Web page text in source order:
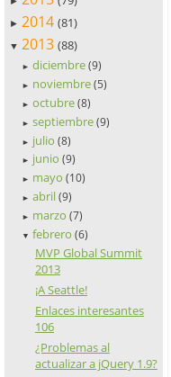
► 2014 (81)
▼ 2013 (88)
► diciembre (9)
► noviembre (5)
► octubre (8)
► septiembre (9)
► julio (8)
► junio (9)
► mayo (10)
► abril (9)
► marzo (7)
▼ febrero (6)
MVP Global Summit
2013
¡A Seattle!
Enlaces interesantes
106
¿Problemas al
actualizar a jQuery 1.9?